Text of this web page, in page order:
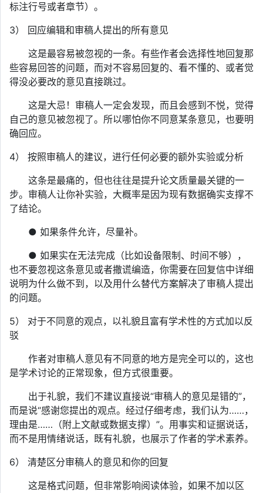
标注行号或者章节）。
3） 回应编辑和审稿人提出的所有意见
这是最容易被忽视的一条。有些作者会选择性地回复那
些容易回答的问题，而对不容易回复的、看不懂的、或者觉
得没必要改的意见直接跳过。
这是大忌！审稿人一定会发现，而且会感到不悦，觉得
自己的意见被忽视了。所以哪怕你不同意某条意见，也要明
确回应。
4） 按照审稿人的建议，进行任何必要的额外实验或分析
这条是最痛的，但也往往是提升论文质量最关键的一
步。审稿人让你补实验，大概率是因为现有数据确实支撑不
了结论。
● 如果条件允许，尽量补。
● 如果实在无法完成（比如设备限制、时间不够），
也不要忽视这条意见或者撒谎编造，你需要在回复信中详细
说明为什么做不到，以及用什么替代方案解决了审稿人提出
的问题。
5） 对于不同意的观点，以礼貌且富有学术性的方式加以反
驳
作者对审稿人意见有不同意的地方是完全可以的，这也
是学术讨论的正常现象，但方式很重要。
出于礼貌，我们不建议直接说“审稿人的意见是错的”，
而是说“感谢您提出的观点。经过仔细考虑，我们认为……，
理由是……（附上文献或数据支撑）”。用事实和证据说话，
而不是用情绪说话，既有礼貌，也展示了作者的学术素养。
6） 清楚区分审稿人的意见和你的回复
这是格式问题，但非常影响阅读体验，如果不加以区